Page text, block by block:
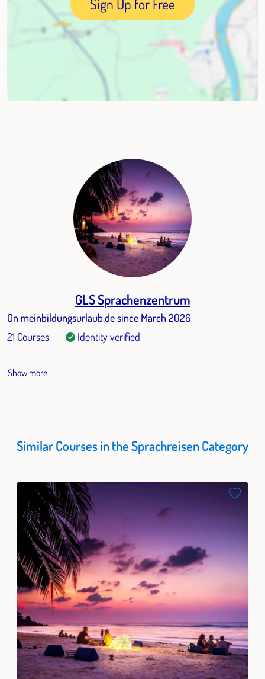
Sign Up for Free
GLS Sprachenzentrum
On meinbildungsurlaub.de since March 2026
21 Courses
Identity verified
Show more
Similar Courses in the Sprachreisen Category